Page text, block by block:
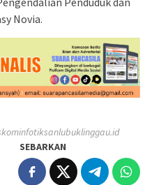
Novia.
SEBARKAN